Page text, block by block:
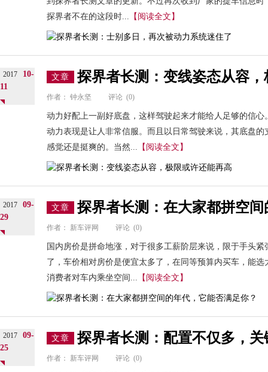
探界者不在的这段时... 【阅读全文】
2017
10-
11
文章 探界者长测：变线姿态从容
作者： 钟永坚 评论 (0)
动力好配上一副好底盘，这样驾驶起来才能给人足够的信
动力表现是让人非常信服。而且以日常驾驶来说，其底盘
感觉还是挺爽的。当然... 【阅读全文】
2017
09-
29
文章 探界者长测：在大家都拼空
作者： 新车评网 评论 (0)
国内房价是拼命地涨，对于很多工薪阶层来说，限于手头
了，车价相对房价是便宜太多了，在同等预算内买车，能
消费者对车内乘坐空间... 【阅读全文】
2017
09-
25
文章 探界者长测：配置不仅多，
作者： 新车评网 评论 (0)